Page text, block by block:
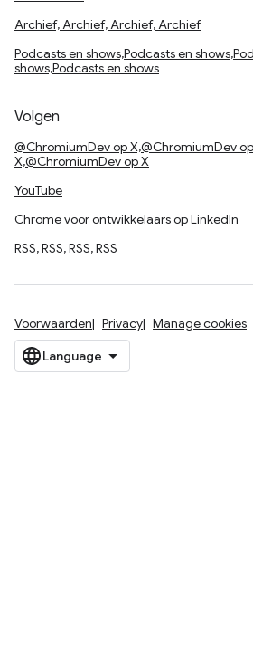
Archief, Archief, Archief, Archief
Podcasts en shows,Podcasts en
shows,Podcasts en shows
Volgen
@ChromiumDev op X,@ChromiumDev
X,@ChromiumDev op X
YouTube
Chrome voor ontwikkelaars op LinkedIn
RSS, RSS, RSS, RSS
Voorwaarden Privacy Manage cookies